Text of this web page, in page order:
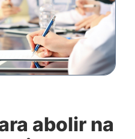
abolir na